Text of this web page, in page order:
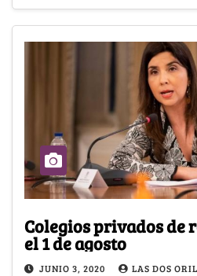
Colegios privados de
el 1 de agosto
JUNIO 3, 2020 LAS DOS